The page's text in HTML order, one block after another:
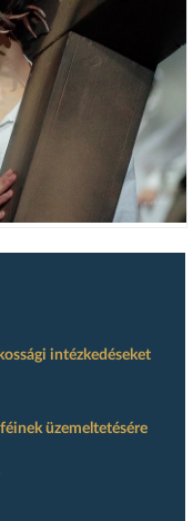
intézkedéseket
üzemeltetésére